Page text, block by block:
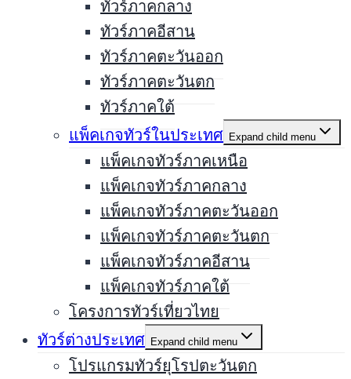
ทัวร์ภาคกลาง
ทัวร์ภาคอีสาน
ทัวร์ภาคตะวันออก
ทัวร์ภาคตะวันตก
ทัวร์ภาคใต้
แพ็คเกจทัวร์ในประเทศ Expand child menu
แพ็คเกจทัวร์ภาคเหนือ
แพ็คเกจทัวร์ภาคกลาง
แพ็คเกจทัวร์ภาคตะวันออก
แพ็คเกจทัวร์ภาคตะวันตก
แพ็คเกจทัวร์ภาคอีสาน
แพ็คเกจทัวร์ภาคใต้
โครงการทัวร์เที่ยวไทย
ทัวร์ต่างประเทศ Expand child menu
โปรแกรมทัวร์ยุโรปตะวันตก